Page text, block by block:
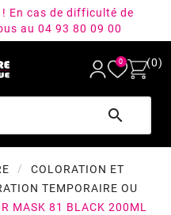
En cas de difficulté de
au 04 93 80 09 00
0 (0)

COLORATION ET
TEMPORAIRE OU
MASK 81 BLACK 200ML